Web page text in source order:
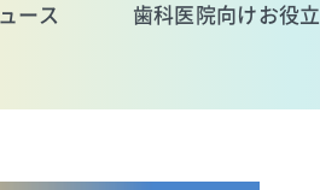
ース 歯科医院向けお役